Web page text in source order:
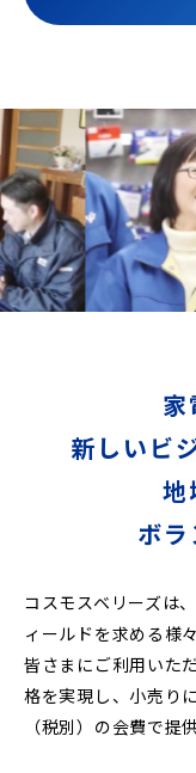
家
新しいビ
地
ボ
コスモスベリーズは
ィールドを求める様
皆さまにご利用いた
格を実現し、小売り
（税別）の会費で提